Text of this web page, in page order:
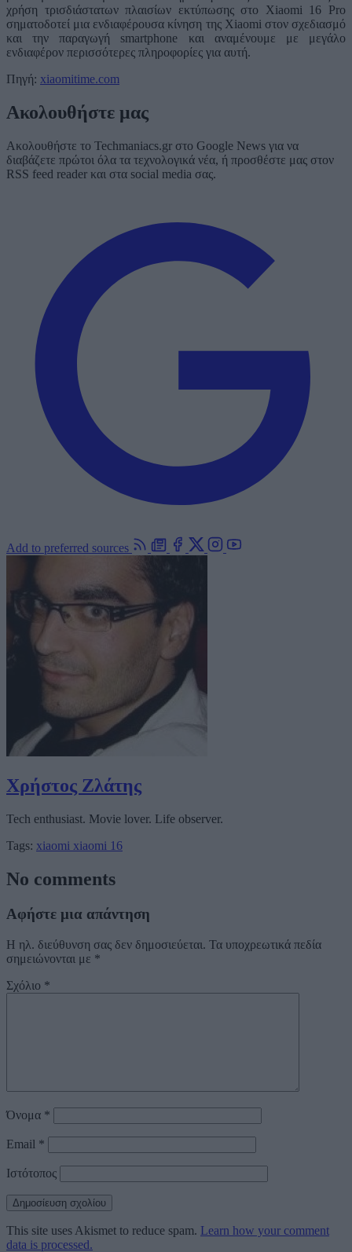
χρήση τρισδιάστατων πλαισίων εκτύπωσης στο Xiaomi 16 Pro
σηματοδοτεί μια ενδιαφέρουσα κίνηση της Xiaomi στον σχεδιασμό
και την παραγωγή smartphone και αναμένουμε με μεγάλο
ενδιαφέρον περισσότερες πληροφορίες για αυτή.
Πηγή: xiaomitime.com
Ακολουθήστε μας
Ακολουθήστε το Techmaniacs.gr στο Google News για να
διαβάζετε πρώτοι όλα τα τεχνολογικά νέα, ή προσθέστε μας στον
RSS feed reader και στα social media σας.
Add to preferred sources
Χρήστος Ζλάτης
Tech enthusiast. Movie lover. Life observer.
Tags: xiaomi xiaomi 16
No comments
Αφήστε μια απάντηση
Η ηλ. διεύθυνση σας δεν δημοσιεύεται. Τα υποχρεωτικά πεδία
σημειώνονται με *
Σχόλιο *
Όνομα *
Email *
Ιστότοπος
This site uses Akismet to reduce spam. Learn how your comment
data is processed.